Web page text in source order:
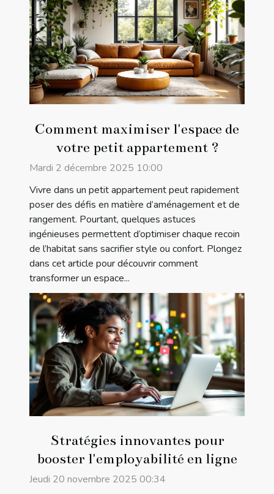
Comment maximiser l'espace de
votre petit appartement ?
Mardi 2 décembre 2025 10:00
Vivre dans un petit appartement peut rapidement
poser des défis en matière d’aménagement et de
rangement. Pourtant, quelques astuces
ingénieuses permettent d’optimiser chaque recoin
de l’habitat sans sacrifier style ou confort. Plongez
dans cet article pour découvrir comment
transformer un espace...
Stratégies innovantes pour
booster l'employabilité en ligne
Jeudi 20 novembre 2025 00:34